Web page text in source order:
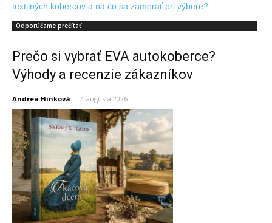
Odporúčame prečítať
Prečo si vybrať EVA autokoberce?
Výhody a recenzie zákazníkov
Andrea Hinková - 7. augusta 2026